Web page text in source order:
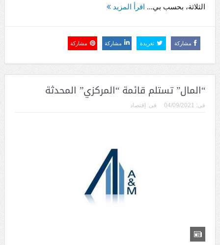
الثلاثة، بحسب بي... اقرأ المزيد
مشاركة تغريدة مشاركة مشاركة
“المال” تستلم قائمة “المركزي” المحدثة
فى: 04/09/2021 فى: إقتصاد